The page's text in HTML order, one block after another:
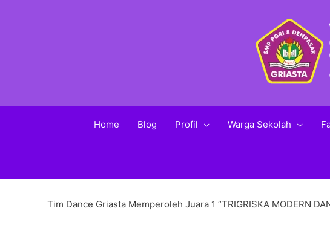
Home Blog Profil Warga Sekolah
Tim Dance Griasta Memperoleh Juara 1 “TRIGRISKA MODERN